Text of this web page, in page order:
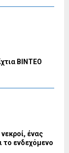
ΒΙΝΤΕΟ
ένας
το ενδεχόμενο